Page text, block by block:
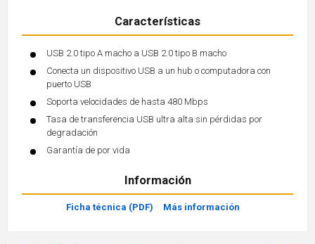
Características
USB 2.0 tipo A macho a USB 2.0 tipo B macho
Conecta un dispositivo USB a un hub o computadora con
puerto USB
Soporta velocidades de hasta 480 Mbps
Tasa de transferencia USB ultra alta sin pérdidas por
degradación
Garantía de por vida
Información
Ficha técnica (PDF) Más información